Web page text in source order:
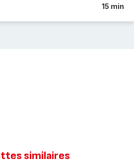
15 min
similaires